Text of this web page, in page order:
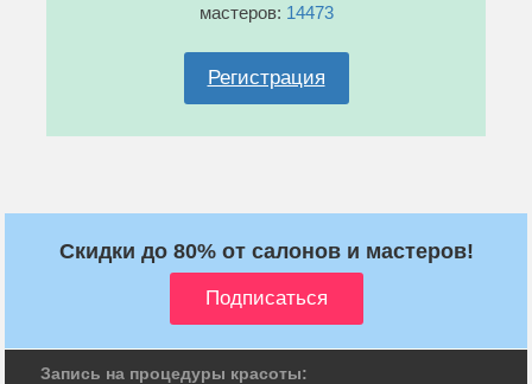
мастеров: 14473
Регистрация
Скидки до 80% от салонов и мастеров!
Запись на процедуры красоты: